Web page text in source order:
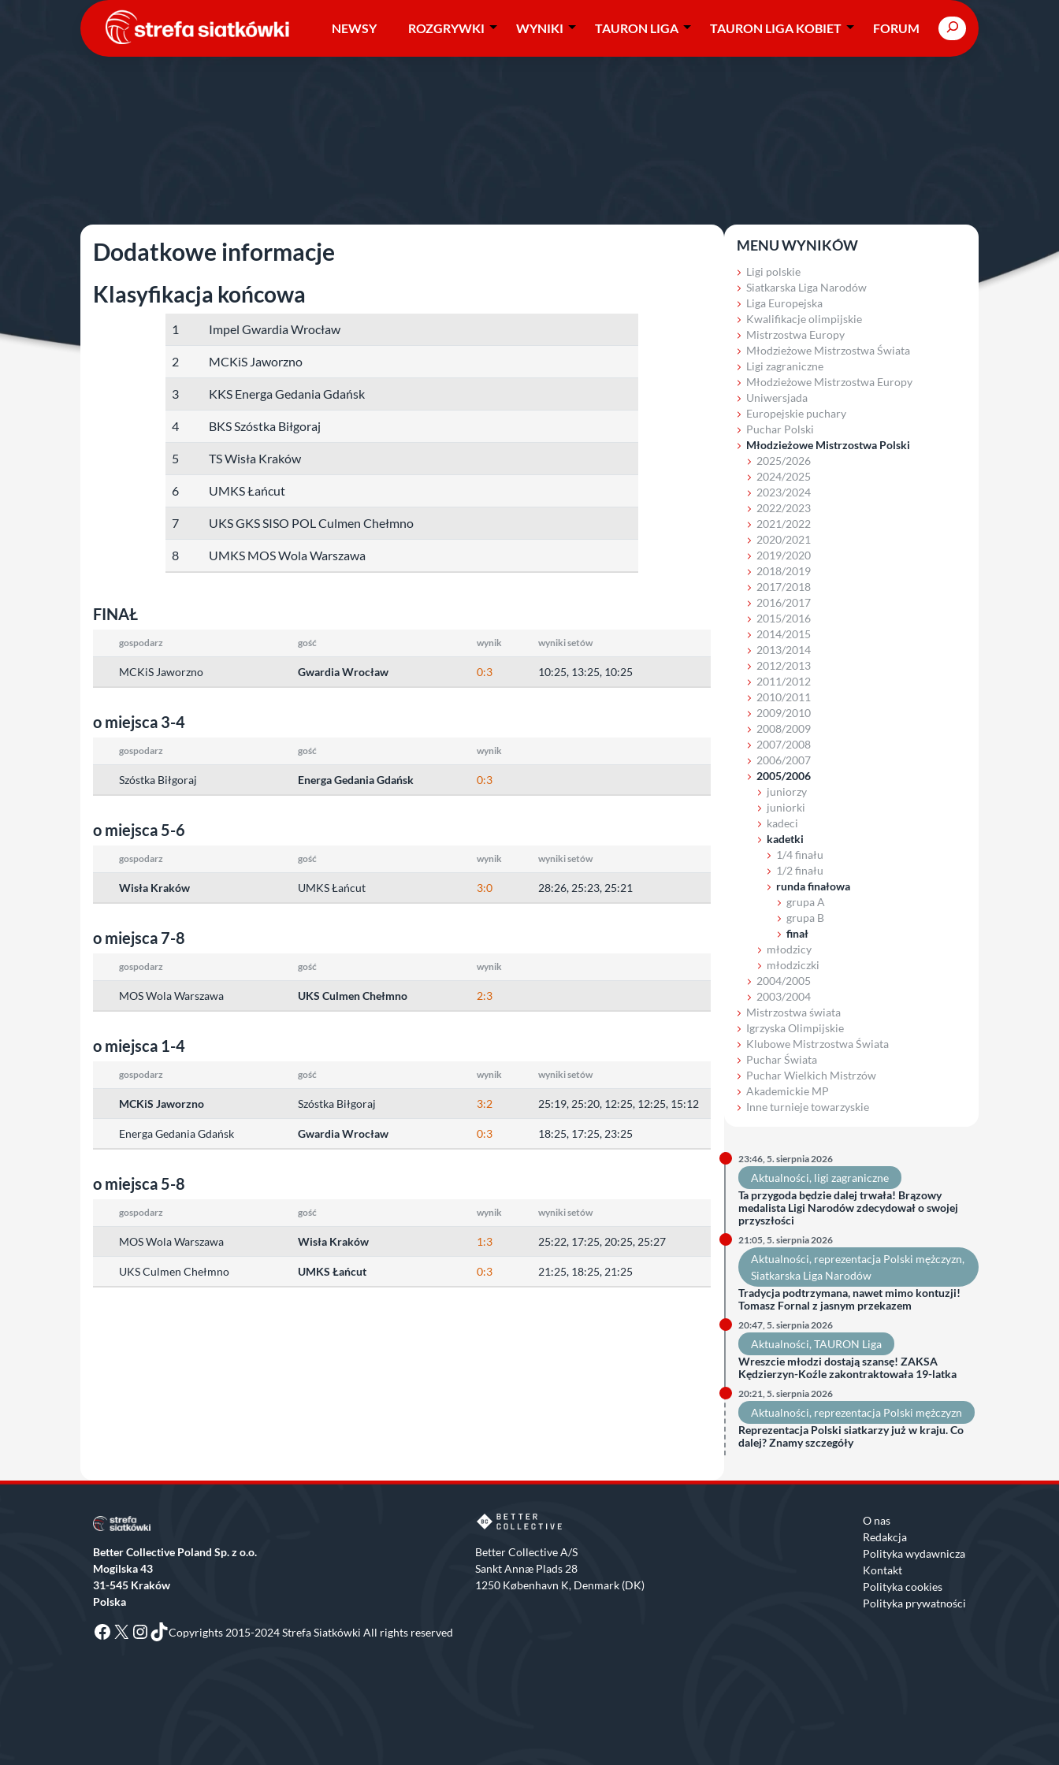
NEWSY ROZGRYWKI WYNIKI TAURON LIGA TAURON LIGA KOBIET FORUM Search
Dodatkowe informacje
Klasyfikacja końcowa
1 Impel Gwardia Wrocław
2 MCKiS Jaworzno
3 KKS Energa Gedania Gdańsk
4 BKS Szóstka Biłgoraj
5 TS Wisła Kraków
6 UMKS Łańcut
7 UKS GKS SISO POL Culmen Chełmno
8 UMKS MOS Wola Warszawa
FINAŁ
gospodarz gość wynik wyniki setów
MCKiS Jaworzno Gwardia Wrocław 0:3 10:25, 13:25, 10:25
o miejsca 3-4
gospodarz gość wynik
Szóstka Biłgoraj Energa Gedania Gdańsk 0:3
o miejsca 5-6
gospodarz gość wynik wyniki setów
Wisła Kraków UMKS Łańcut 3:0 28:26, 25:23, 25:21
o miejsca 7-8
gospodarz gość wynik
MOS Wola Warszawa UKS Culmen Chełmno 2:3
o miejsca 1-4
gospodarz gość wynik wyniki setów
MCKiS Jaworzno Szóstka Biłgoraj 3:2 25:19, 25:20, 12:25, 12:25, 15:12
Energa Gedania Gdańsk Gwardia Wrocław 0:3 18:25, 17:25, 23:25
o miejsca 5-8
gospodarz gość wynik wyniki setów
MOS Wola Warszawa Wisła Kraków 1:3 25:22, 17:25, 20:25, 25:27
UKS Culmen Chełmno UMKS Łańcut 0:3 21:25, 18:25, 21:25
MENU WYNIKÓW
Ligi polskie
Siatkarska Liga Narodów
Liga Europejska
Kwalifikacje olimpijskie
Mistrzostwa Europy
Młodzieżowe Mistrzostwa Świata
Ligi zagraniczne
Młodzieżowe Mistrzostwa Europy
Uniwersjada
Europejskie puchary
Puchar Polski
Młodzieżowe Mistrzostwa Polski
2025/2026
2024/2025
2023/2024
2022/2023
2021/2022
2020/2021
2019/2020
2018/2019
2017/2018
2016/2017
2015/2016
2014/2015
2013/2014
2012/2013
2011/2012
2010/2011
2009/2010
2008/2009
2007/2008
2006/2007
2005/2006
juniorzy
juniorki
kadeci
kadetki
1/4 finału
1/2 finału
runda finałowa
grupa A
grupa B
finał
młodzicy
młodziczki
2004/2005
2003/2004
Mistrzostwa świata
Igrzyska Olimpijskie
Klubowe Mistrzostwa Świata
Puchar Świata
Puchar Wielkich Mistrzów
Akademickie MP
Inne turnieje towarzyskie
23:46, 5. sierpnia 2026
Aktualności, ligi zagraniczne
Ta przygoda będzie dalej trwała! Brązowy
medalista Ligi Narodów zdecydował o swojej
przyszłości
21:05, 5. sierpnia 2026
Aktualności, reprezentacja Polski mężczyzn
Siatkarska Liga Narodów
Tradycja podtrzymana, nawet mimo kontuzji!
Tomasz Fornal z jasnym przekazem
20:47, 5. sierpnia 2026
Aktualności, TAURON Liga
Wreszcie młodzi dostają szansę! ZAKSA
Kędzierzyn-Koźle zakontraktowała 19-latka
20:21, 5. sierpnia 2026
Aktualności, reprezentacja Polski mężczyzn
Reprezentacja Polski siatkarzy już w kraju. Co
dalej? Znamy szczegóły
Better Collective Poland Sp. z o.o.
Mogilska 43
31-545 Kraków
Polska
Better Collective A/S
Sankt Annæ Plads 28
1250 København K, Denmark (DK)
O nas
Redakcja
Polityka wydawnicza
Kontakt
Polityka cookies
Polityka prywatności
Facebook
X Instagram
TikTok
Copyrights 2015-2024 Strefa Siatkówki All rights reserved